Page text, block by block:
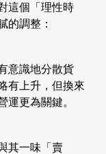
這個「理性時
的調整：
意識地分散貨
有上升，但換來
運更為關鍵。
其一味「賣